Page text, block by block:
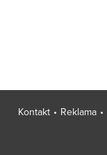
Kontakt Reklama